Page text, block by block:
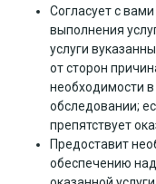
Согласует с
выполнения
услуги
от сторон
необходимости
обследовании;
препятствует
Предоставит
обеспечению